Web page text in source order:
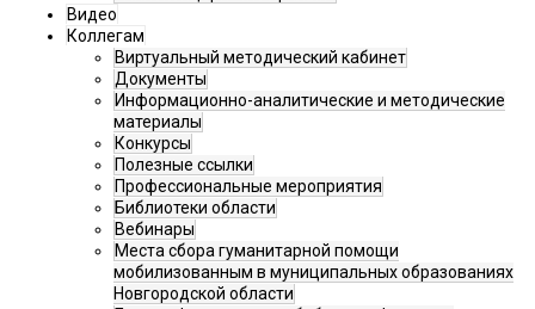
Видео
Коллегам
Виртуальный методический кабинет
Документы
Информационно-аналитические и методические
материалы
Конкурсы
Полезные ссылки
Профессиональные мероприятия
Библиотеки области
Вебинары
Места сбора гуманитарной помощи
мобилизованным в муниципальных образованиях
Новгородской области